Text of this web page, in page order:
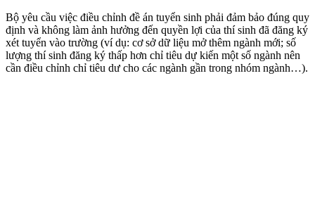
Bộ yêu cầu việc điều chỉnh đề án tuyển sinh phải đảm bảo đúng quy
định và không làm ảnh hưởng đến quyền lợi của thí sinh đã đăng ký
xét tuyển vào trường (ví dụ: cơ sở dữ liệu mở thêm ngành mới; số
lượng thí sinh đăng ký thấp hơn chỉ tiêu dự kiến một số ngành nên
cần điều chỉnh chỉ tiêu dư cho các ngành gần trong nhóm ngành…).